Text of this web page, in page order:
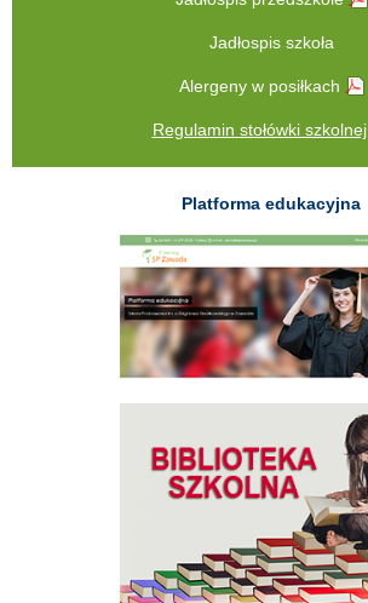
Jadłospis szkoła
Alergeny w posiłkach
Regulamin stołówki szkolnej
Platforma edukacyjna